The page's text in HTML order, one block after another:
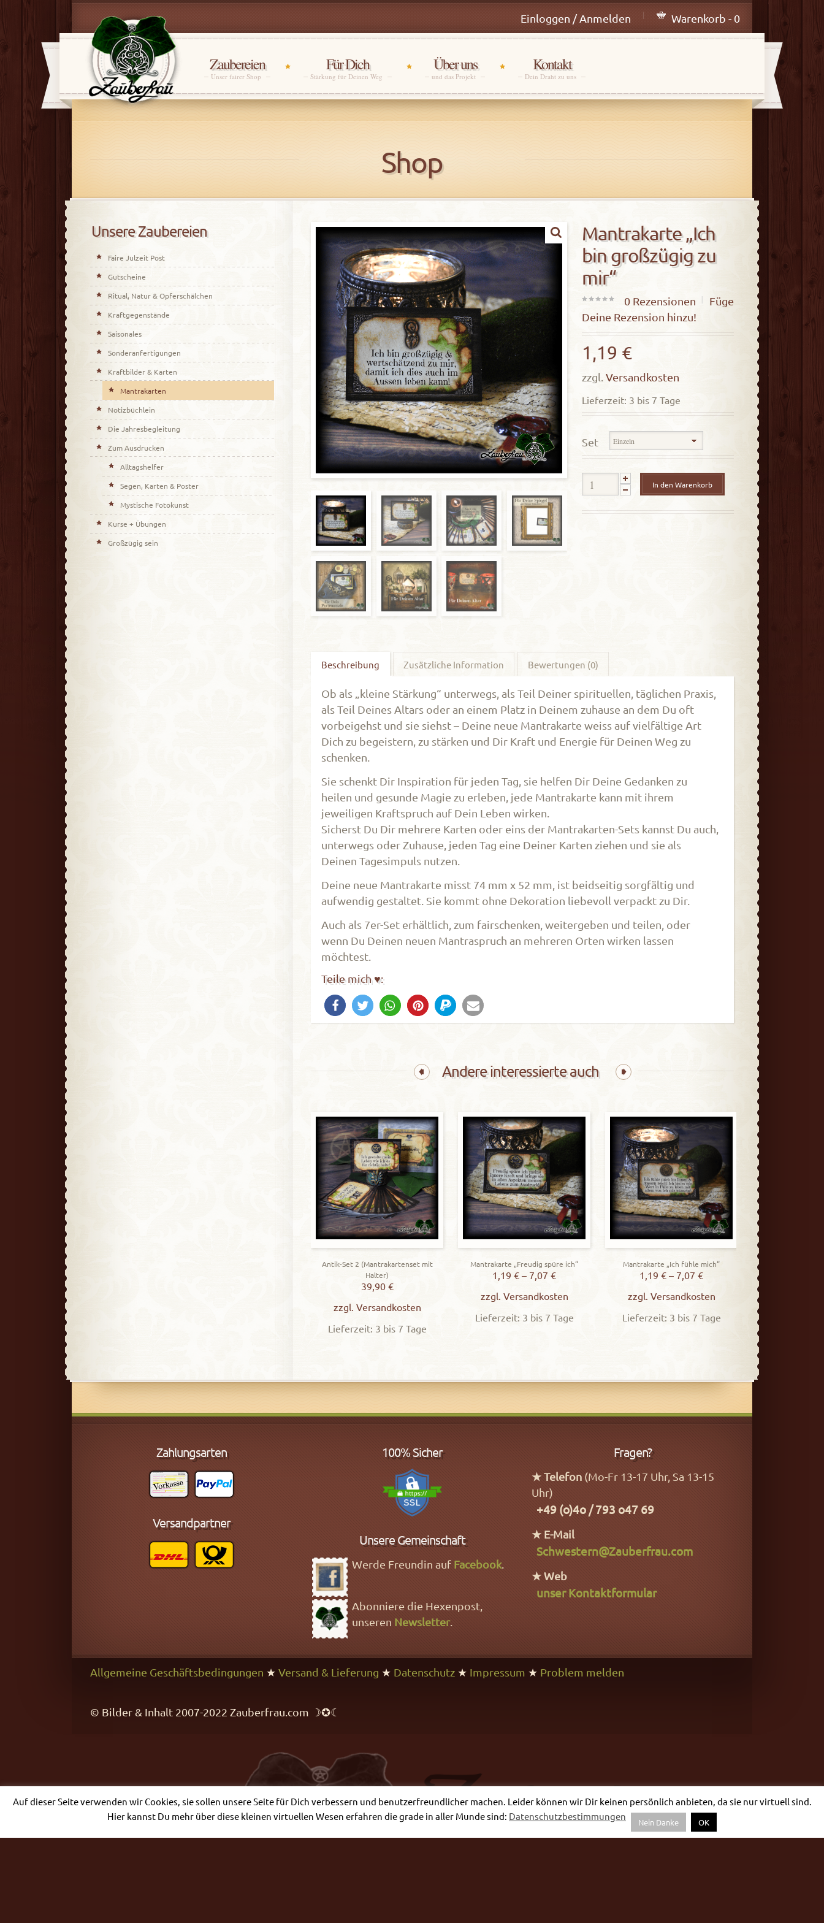
Einloggen / Anmelden Warenkorb - 0
Zaubereien
Unser fairer Shop
Für Dich
Stärkung für Deinen Weg
Über uns
und das Projekt
Kontakt
Dein Draht zu uns
Shop
Mantrakarte „Ich
bin großzügig zu
mir“
out
5
0 Rezensionen
Füge
Deine Rezension hinzu!
1,19 €
zzgl. Versandkosten
Lieferzeit: 3 bis 7 Tage
Set
In den Warenkorb
Beschreibung
Ob als „kleine Stärkung“ unterwegs, als Teil Deiner spirituellen, täglichen Praxis,
als Teil Deines Altars oder an einem Platz in Deinem zuhause an dem Du oft
vorbeigehst und sie siehst – Deine neue Mantrakarte weiss auf vielfältige Art
Dich zu begeistern, zu stärken und Dir Kraft und Energie für Deinen Weg zu
schenken.
Sie schenkt Dir Inspiration für jeden Tag, sie helfen Dir Deine Gedanken zu
heilen und gesunde Magie zu erleben, jede Mantrakarte kann mit ihrem
jeweiligen Kraftspruch auf Dein Leben wirken.
Sicherst Du Dir mehrere Karten oder eins der Mantrakarten-Sets kannst Du auch,
unterwegs oder Zuhause, jeden Tag eine Deiner Karten ziehen und sie als
Deinen Tagesimpuls nutzen.
Deine neue Mantrakarte misst 74 mm x 52 mm, ist beidseitig sorgfältig und
aufwendig gestaltet. Sie kommt ohne Dekoration liebevoll verpackt zu Dir.
Auch als 7er-Set erhältlich, zum fairschenken, weitergeben und teilen, oder
wenn Du Deinen neuen Mantraspruch an mehreren Orten wirken lassen
möchtest.
Teile mich ♥:
Zusätzliche Information Bewertungen (0)
Andere interessierte auch
Antik-Set 2 (Mantrakartenset mit
Halter)
39,90 €
zzgl. Versandkosten
Lieferzeit: 3 bis 7 Tage
Mantrakarte „Freudig spüre ich“
1,19 € – 7,07 €
zzgl. Versandkosten
Lieferzeit: 3 bis 7 Tage
Mantrakarte „Ich fühle mich“
1,19 € – 7,07 €
zzgl. Versandkosten
Lieferzeit: 3 bis 7 Tage
Mantrakarte „Ich
Unsere Zaubereien
Faire Julzeit Post
Gutscheine
Ritual, Natur & Opferschälchen
Kraftgegenstände
Saisonales
Sonderanfertigungen
Kraftbilder & Karten
Mantrakarten
Notizbüchlein
Die Jahresbegleitung
Zum Ausdrucken
Alltagshelfer
Segen, Karten & Poster
Mystische Fotokunst
Kurse + Übungen
Großzügig sein
Zahlungsarten
Versandpartner
100% Sicher
Unsere Gemeinschaft
Werde Freundin auf Facebook.
Abonniere die Hexenpost,
unseren Newsletter.
Fragen?
★ Telefon (Mo-Fr 13-17 Uhr, Sa 13-15
Uhr)
+49 (o)4o / 793 o47 69
★ E-Mail
Schwestern@Zauberfrau.com
★ Web
unser Kontaktformular
Allgemeine Geschäftsbedingungen ★ Versand & Lieferung ★ Datenschutz ★ Impressum ★ Problem melden
© Bilder & Inhalt 2007-2022 Zauberfrau.com ☽✪☾
Auf dieser Seite verwenden wir Cookies, sie sollen unsere Seite für Dich verbessern und benutzerfreundlicher machen. Leider können wir Dir keinen persönlich anbieten, da sie nur virtuell sind.
Hier kannst Du mehr über diese kleinen virtuellen Wesen erfahren die grade in aller Munde sind: Datenschutzbestimmungen
Nein Danke OK